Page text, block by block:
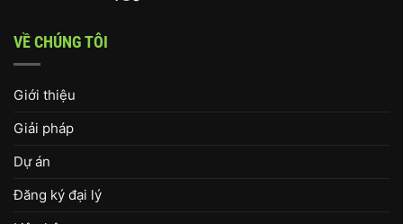
VỀ CHÚNG TÔI
Giới thiệu
Giải pháp
Dự án
Đăng ký đại lý